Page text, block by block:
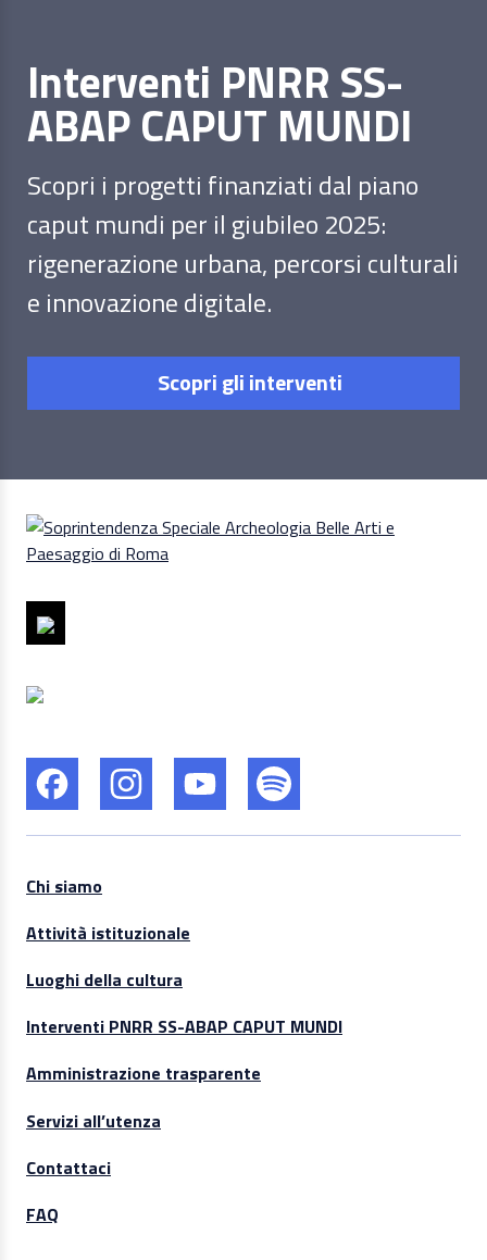
Interventi PNRR SS-
ABAP CAPUT MUNDI
Scopri i progetti finanziati dal piano
caput mundi per il giubileo 2025:
rigenerazione urbana, percorsi culturali
e innovazione digitale.
Scopri gli interventi
Chi siamo
Attività istituzionale
Luoghi della cultura
Interventi PNRR SS-ABAP CAPUT MUNDI
Amministrazione trasparente
Servizi all’utenza
Contattaci
FAQ